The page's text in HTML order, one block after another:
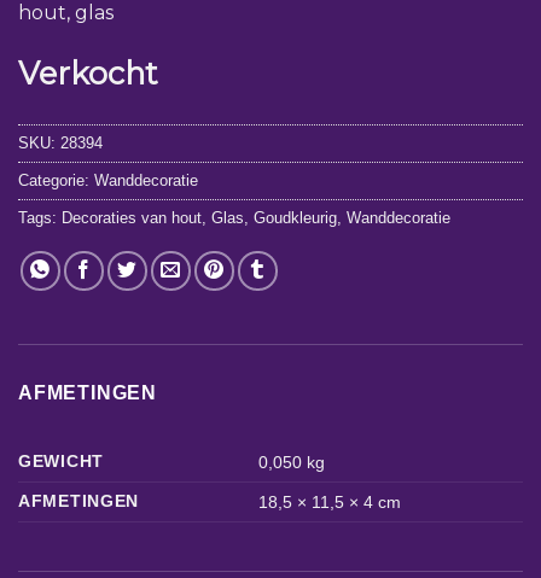
hout, glas
Verkocht
SKU: 28394
Categorie: Wanddecoratie
Tags: Decoraties van hout Glas Goudkleurig Wanddecoratie
AFMETINGEN
GEWICHT
0,050 kg
AFMETINGEN
18,5 × 11,5 × 4 cm